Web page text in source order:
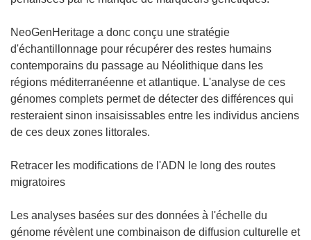
NeoGenHeritage a donc conçu une stratégie
d'échantillonnage pour récupérer des restes humains
contemporains du passage au Néolithique dans les
régions méditerranéenne et atlantique. L'analyse de ces
génomes complets permet de détecter des différences qui
resteraient sinon insaisissables entre les individus anciens
de ces deux zones littorales.
Retracer les modifications de l'ADN le long des routes
migratoires
Les analyses basées sur des données à l'échelle du
génome révèlent une combinaison de diffusion culturelle et